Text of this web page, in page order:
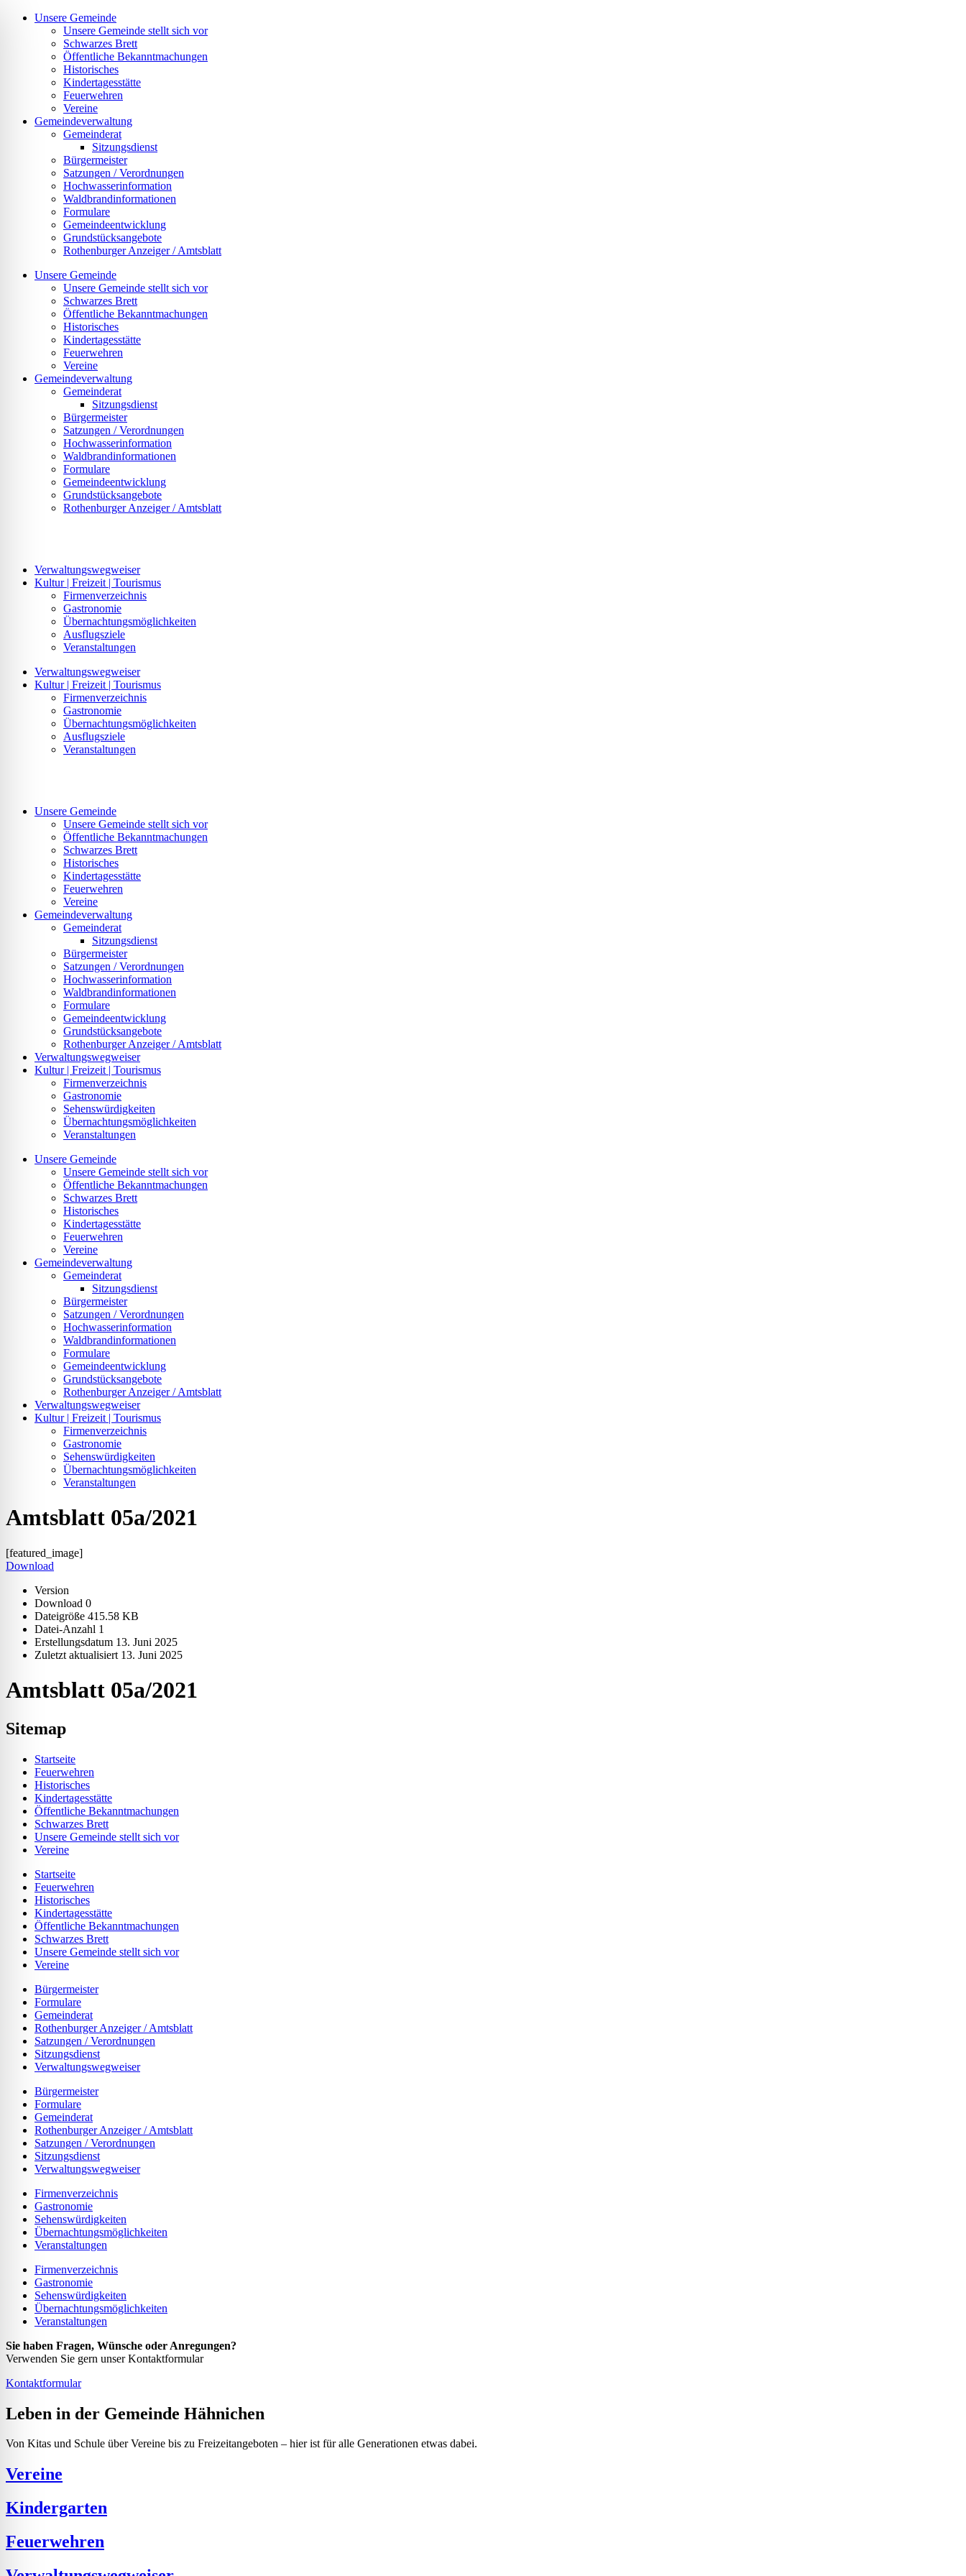
Zum
Unsere Gemeinde
Unsere Gemeinde stellt sich vor
Schwarzes Brett
Öffentliche Bekanntmachungen
Historisches
Kindertagesstätte
Feuerwehren
Vereine
Gemeindeverwaltung
Gemeinderat
Sitzungsdienst
Bürgermeister
Satzungen / Verordnungen
Hochwasserinformation
Waldbrandinformationen
Formulare
Gemeindeentwicklung
Grundstücksangebote
Rothenburger Anzeiger / Amtsblatt
Unsere Gemeinde
Unsere Gemeinde stellt sich vor
Schwarzes Brett
Öffentliche Bekanntmachungen
Historisches
Kindertagesstätte
Feuerwehren
Vereine
Gemeindeverwaltung
Gemeinderat
Sitzungsdienst
Bürgermeister
Satzungen / Verordnungen
Hochwasserinformation
Waldbrandinformationen
Formulare
Gemeindeentwicklung
Grundstücksangebote
Rothenburger Anzeiger / Amtsblatt
Verwaltungswegweiser
Kultur | Freizeit | Tourismus
Firmenverzeichnis
Gastronomie
Übernachtungsmöglichkeiten
Ausflugsziele
Veranstaltungen
Verwaltungswegweiser
Kultur | Freizeit | Tourismus
Firmenverzeichnis
Gastronomie
Übernachtungsmöglichkeiten
Ausflugsziele
Veranstaltungen
Unsere Gemeinde
Unsere Gemeinde stellt sich vor
Öffentliche Bekanntmachungen
Schwarzes Brett
Historisches
Kindertagesstätte
Feuerwehren
Vereine
Gemeindeverwaltung
Gemeinderat
Sitzungsdienst
Bürgermeister
Satzungen / Verordnungen
Hochwasserinformation
Waldbrandinformationen
Formulare
Gemeindeentwicklung
Grundstücksangebote
Rothenburger Anzeiger / Amtsblatt
Verwaltungswegweiser
Kultur | Freizeit | Tourismus
Firmenverzeichnis
Gastronomie
Sehenswürdigkeiten
Übernachtungsmöglichkeiten
Veranstaltungen
Unsere Gemeinde
Unsere Gemeinde stellt sich vor
Öffentliche Bekanntmachungen
Schwarzes Brett
Historisches
Kindertagesstätte
Feuerwehren
Vereine
Gemeindeverwaltung
Gemeinderat
Sitzungsdienst
Bürgermeister
Satzungen / Verordnungen
Hochwasserinformation
Waldbrandinformationen
Formulare
Gemeindeentwicklung
Grundstücksangebote
Rothenburger Anzeiger / Amtsblatt
Verwaltungswegweiser
Kultur | Freizeit | Tourismus
Firmenverzeichnis
Gastronomie
Sehenswürdigkeiten
Übernachtungsmöglichkeiten
Veranstaltungen
Amtsblatt 05a/2021
[featured_image]
Download
Version
Download 0
Dateigröße 415.58 KB
Datei-Anzahl 1
Erstellungsdatum 13. Juni 2025
Zuletzt aktualisiert 13. Juni 2025
Amtsblatt 05a/2021
Sitemap
Startseite
Feuerwehren
Historisches
Kindertagesstätte
Öffentliche Bekanntmachungen
Schwarzes Brett
Unsere Gemeinde stellt sich vor
Vereine
Startseite
Feuerwehren
Historisches
Kindertagesstätte
Öffentliche Bekanntmachungen
Schwarzes Brett
Unsere Gemeinde stellt sich vor
Vereine
Bürgermeister
Formulare
Gemeinderat
Rothenburger Anzeiger / Amtsblatt
Satzungen / Verordnungen
Sitzungsdienst
Verwaltungswegweiser
Bürgermeister
Formulare
Gemeinderat
Rothenburger Anzeiger / Amtsblatt
Satzungen / Verordnungen
Sitzungsdienst
Verwaltungswegweiser
Firmenverzeichnis
Gastronomie
Sehenswürdigkeiten
Übernachtungsmöglichkeiten
Veranstaltungen
Firmenverzeichnis
Gastronomie
Sehenswürdigkeiten
Übernachtungsmöglichkeiten
Veranstaltungen
Sie haben Fragen, Wünsche oder Anregungen?
Verwenden Sie gern unser Kontaktformular
Kontaktformular
Leben in der Gemeinde Hähnichen
Von Kitas und Schule über Vereine bis zu Freizeitangeboten – hier ist für alle Generationen etwas dabei.
Vereine
Kindergarten
Feuerwehren